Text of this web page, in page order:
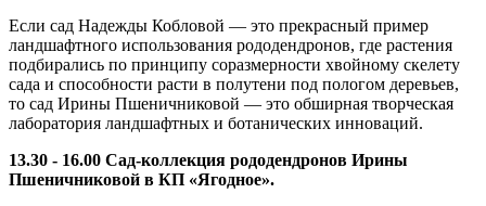
Если сад Надежды Кобловой — это прекрасный пример
ландшафтного использования рододендронов, где растения
подбирались по принципу соразмерности хвойному скелету
сада и способности расти в полутени под пологом деревьев,
то сад Ирины Пшеничниковой — это обширная творческая
лаборатория ландшафтных и ботанических инноваций.
13.30 - 16.00 Сад-коллекция рододендронов Ирины
Пшеничниковой в КП «Ягодное».